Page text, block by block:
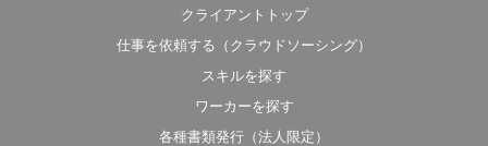
クライアントトップ
仕事を依頼する（クラウドソーシング）
スキルを探す
ワーカーを探す
各種書類発行（法人限定）